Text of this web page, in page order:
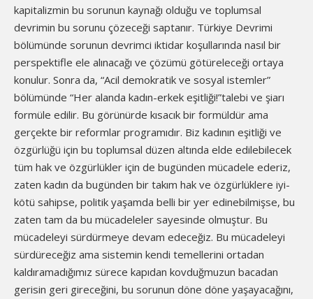
kapitalizmin bu sorunun kaynağı olduğu ve toplumsal
devrimin bu sorunu çözeceği saptanır. Türkiye Devrimi
bölümünde sorunun devrimci iktidar koşullarında nasıl bir
perspektifle ele alınacağı ve çözümü götüreleceği ortaya
konulur. Sonra da, “Acil demokratik ve sosyal istemler”
bölümünde “Her alanda kadın-erkek eşitliği!”talebi ve şiarı
formüle edilir. Bu görünürde kısacık bir formüldür ama
gerçekte bir reformlar programıdır. Biz kadının eşitliği ve
özgürlüğü için bu toplumsal düzen altında elde edilebilecek
tüm hak ve özgürlükler için de bugünden mücadele ederiz,
zaten kadın da bugünden bir takım hak ve özgürlüklere iyi-
kötü sahipse, politik yaşamda belli bir yer edinebilmişse, bu
zaten tam da bu mücadeleler sayesinde olmuştur. Bu
mücadeleyi sürdürmeye devam edeceğiz. Bu mücadeleyi
sürdüreceğiz ama sistemin kendi temellerini ortadan
kaldıramadığımız sürece kapıdan kovduğmuzun bacadan
gerisin geri gireceğini, bu sorunun döne döne yaşayacağını,